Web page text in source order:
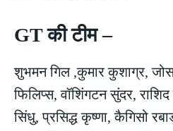
GT की टीम –
शुभमन गिल ,कुमार कुशाग्र,
फिलिप्स, वॉशिंगटन सुंदर,
सिंधु, प्रसिद्ध कृष्णा, कैगिसो